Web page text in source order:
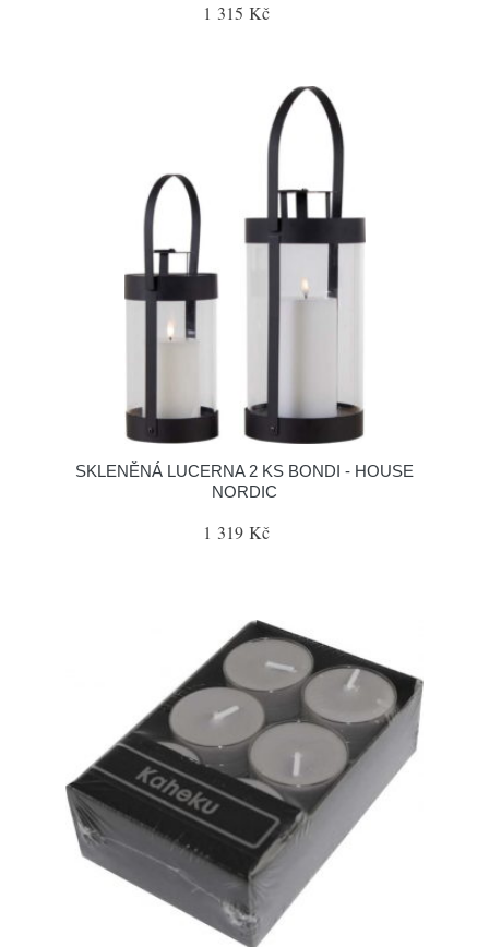
1 315 Kč
SKLENĚNÁ LUCERNA 2 KS BONDI - HOUSE
NORDIC
1 319 Kč